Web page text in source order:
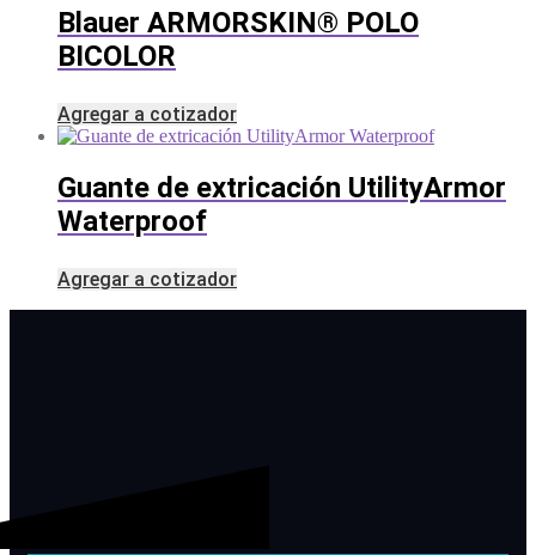
Blauer ARMORSKIN® POLO
BICOLOR
Agregar a cotizador
Guante de extricación UtilityArmor
Waterproof
Agregar a cotizador